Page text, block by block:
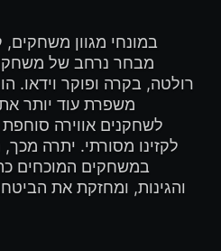
במונחי מגוון
מבחר נרחב של
רולטה, בקרה ופוקר וידאו.
משפרת עוד יותר
לשחקנים אווירה
לקזינו מסורתי. יתרה
במשחקים המוכחים
והגינות, ומחזקת את